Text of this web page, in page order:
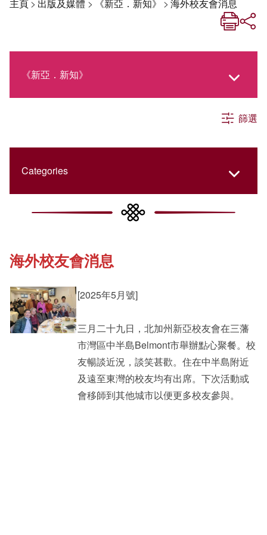
主頁> 出版及媒體 > 《新亞．新知》 > 海外校友會消息
《新亞．新知》
社交媒體專欄
《新亞簡訊》
《新亞書院概覽》
其他書院出版
篩選
Categories
College Updates
Cultural Topics
Student Development
Staff Engagement
Alumni Connections
海外校友會消息
[2025年5月號]
三月二十九日，北加州新亞校友會在三藩
市灣區中半島Belmont市舉辦點心聚餐。校
友暢談近況，談笑甚歡。住在中半島附近
及遠至東灣的校友均有出席。下次活動或
會移師到其他城市以便更多校友參與。